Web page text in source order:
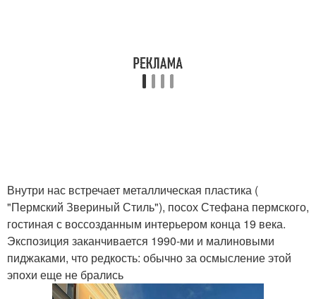
Внутри нас встречает металлическая пластика (
"Пермский Звериный Стиль"), посох Стефана пермского,
гостиная с воссозданным интерьером конца 19 века.
Экспозиция заканчивается 1990-ми и малиновыми
пиджаками, что редкость: обычно за осмысление этой
эпохи еще не брались